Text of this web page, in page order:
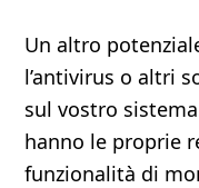
Un altro
l’antivirus o altri
sul vostro
hanno le proprie
funzionalità di